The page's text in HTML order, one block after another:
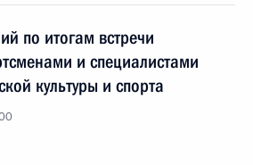
по итогам встречи
и специалистами
культуры и спорта